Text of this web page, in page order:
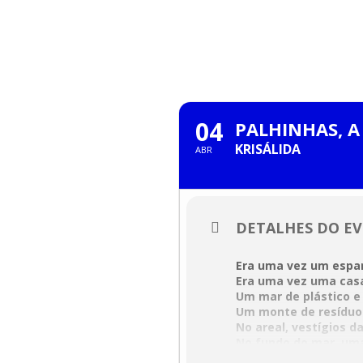
04
ABR
PALHINHAS,
KRISÁLIDA
DETALHES DO
Era uma vez um
Era uma vez uma
Um mar de plástico
Um monte de
No areal, vestígios